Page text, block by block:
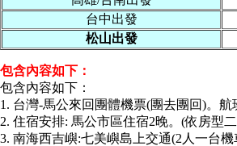
台中出發
松山出發
包含內容如下：
包含內容如下：
1. 台灣-馬公來回團體機票(團去團回)。
2. 住宿安排: 馬公市區住宿2晚。(依房型
3. 南海西吉嶼:七美嶼島上交通(2人一台